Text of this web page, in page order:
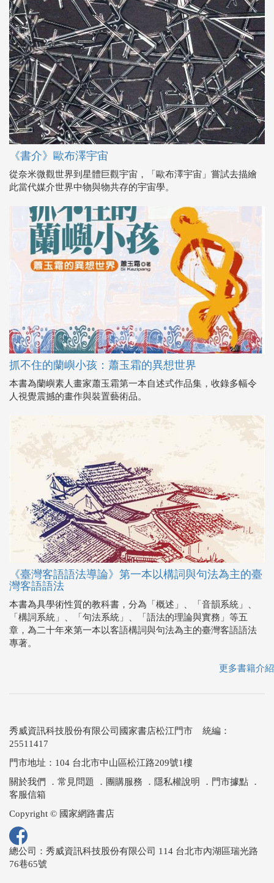
《書介》歐布澤宇宙
從奈米微觀世界到星體巨觀宇宙，「歐布澤宇宙」嘗試去描繪
此當代媒介世界中物與物共存的宇宙學。
抓不住的蘭嶼小孩：蕭玉霜的異想世界
本書為蘭嶼素人畫家蕭玉霜第一本自述式作品集，收錄多幅令
人視覺震撼的畫作與裝置藝術品。
《臺灣客語語法導論》第一本以構詞與句法為主的臺
灣客語語法
本書為具學術性質的教科書，分為「概述」、「音韻系統」、
「構詞系統」、「句法系統」、「語法的理論與實務」等五
章，為二十年來第一本以客語構詞與句法為主的臺灣客語語法
專著。
更多書籍介紹
秀威資訊科技股份有限公司國家書店松江門市 統編：
25511417
門市地址：104 台北市中山區松江路209號1樓
關於我們
． 常見問題 ． 團購服務 ． 隱私權說明 ． 門市據點 ．
客服信箱
Copyright © 國家網路書店
總公司：秀威資訊科技股份有限公司 114 台北市內湖區瑞光路
76巷65號